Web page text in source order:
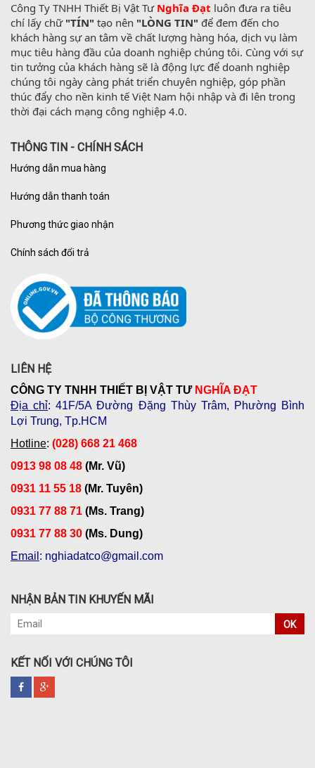
Công Ty TNHH Thiết Bị Vật Tư Nghĩa Đạt luôn đưa ra tiêu
chí lấy chữ "TÍN" tạo nên "LÒNG TIN" để đem đến cho
khách hàng sự an tâm về chất lượng hàng hóa, dịch vụ làm
mục tiêu hàng đầu của doanh nghiệp chúng tôi. Cùng với sự
tin tưởng của khách hàng sẽ là động lực để doanh nghiệp
chúng tôi ngày càng phát triển chuyên nghiệp, góp phần
thúc đẩy cho nền kinh tế Việt Nam hội nhập và đi lên trong
thời đại cách mạng công nghiệp 4.0.
THÔNG TIN - CHÍNH SÁCH
Hướng dẫn mua hàng
Hướng dẫn thanh toán
Phương thức giao nhận
Chính sách đổi trả
LIÊN HỆ
CÔNG TY TNHH THIẾT BỊ VẬT TƯ NGHĨA ĐẠT
Địa chỉ: 41F/5A Đường Đặng Thùy Trâm, Phường Bình
Lợi Trung, Tp.HCM
Hotline: (028) 668 21 468
0913 98 08 48 (Mr. Vũ)
0931 11 55 18 (Mr. Tuyên)
0931 77 88 71 (Ms. Trang)
0931 77 88 30 (Ms. Dung)
Email : nghiadatco@gmail.com
NHẬN BẢN TIN KHUYẾN MÃI
OK
KẾT NỐI VỚI CHÚNG TÔI